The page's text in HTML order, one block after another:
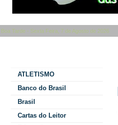
Boa Tarde - Sexta Feira, 7 de Agosto de 2026
ATLETISMO
Banco do Brasil
Brasil
Cartas do Leitor